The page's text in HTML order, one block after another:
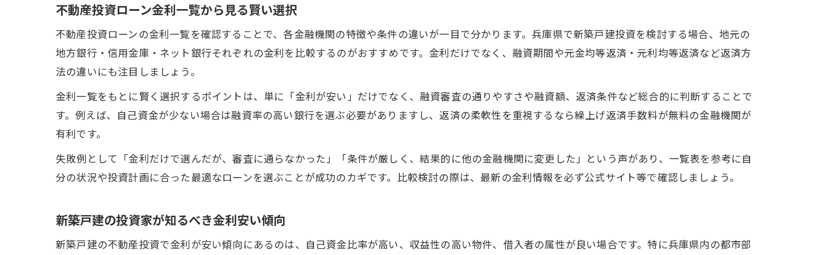
新築戸建投資に最適なローン金利見極め術
金利ランキングを活用したローン選びの極意
新築戸建で借入先を決める金利比較の視点
不動産投資ローン金利一覧から見る賢い選択
不動産投資ローンの金利一覧を確認することで、各金融機関の特徴や条件の違いが一目で分かります。兵庫県で新築戸建投資を検討する場合、地元の
地方銀行・信用金庫・ネット銀行それぞれの金利を比較するのがおすすめです。金利だけでなく、融資期間や元金均等返済・元利均等返済など返済方
法の違いにも注目しましょう。
金利一覧をもとに賢く選択するポイントは、単に「金利が安い」だけでなく、融資審査の通りやすさや融資額、返済条件など総合的に判断することで
す。例えば、自己資金が少ない場合は融資率の高い銀行を選ぶ必要がありますし、返済の柔軟性を重視するなら繰上げ返済手数料が無料の金融機関が
有利です。
失敗例として「金利だけで選んだが、審査に通らなかった」「条件が厳しく、結果的に他の金融機関に変更した」という声があり、一覧表を参考に自
分の状況や投資計画に合った最適なローンを選ぶことが成功のカギです。比較検討の際は、最新の金利情報を必ず公式サイト等で確認しましょう。
新築戸建の投資家が知るべき金利安い傾向
新築戸建の不動産投資で金利が安い傾向にあるのは、自己資金比率が高い、収益性の高い物件、借入者の属性が良い場合です。特に兵庫県内の都市部